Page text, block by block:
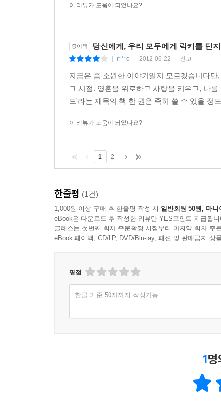
이 리뷰가 도움이 되었나요?
종이책 당신에게, 우리 모두에게 럭키를 던
r***o 2012-06-22 신고
지금은 좀 소원한 이야기일지 모르겠습니다
그 시절. 영혼을 위로하고 사랑을 키우고, 나
드'라는 제목의 책 한 권은 족히 쓸 수 있을 정
이 리뷰가 도움이 되었나요?
1 2
한줄평 (1건)
1,000원 이상 구매 후 한줄평 작성 시 일반회원 50원, 마니
eBook은 다운로드 후 작성한 리뷰만 YES포인트 지급됩니
클래스는 첫번째 회차 주문확정 시점부터 마지막 회차 주
eBook 페이백, CD/LP, DVD/Blu-ray, 패션 및 판매금지 상
평점
한글 기준 50자까지 작성가능
1명